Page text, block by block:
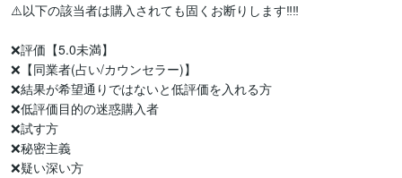
⚠️以下の該当者は購入されても固くお断りします‼️‼️
❌評価【5.0未満】
❌【同業者(占い/カウンセラー)】
❌結果が希望通りではないと低評価を入れる方
❌低評価目的の迷惑購入者
❌試す方
❌秘密主義
❌疑い深い方